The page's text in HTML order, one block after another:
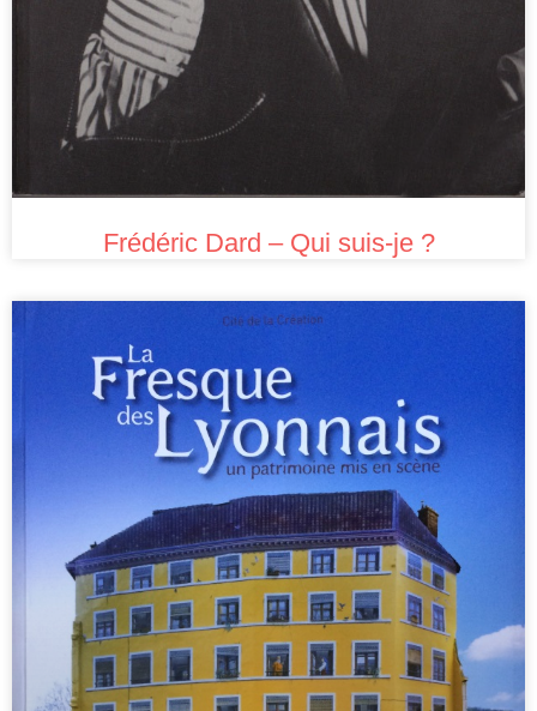
Frédéric Dard – Qui suis-je ?